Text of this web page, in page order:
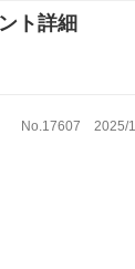
ト詳細
No. 17607 2025/